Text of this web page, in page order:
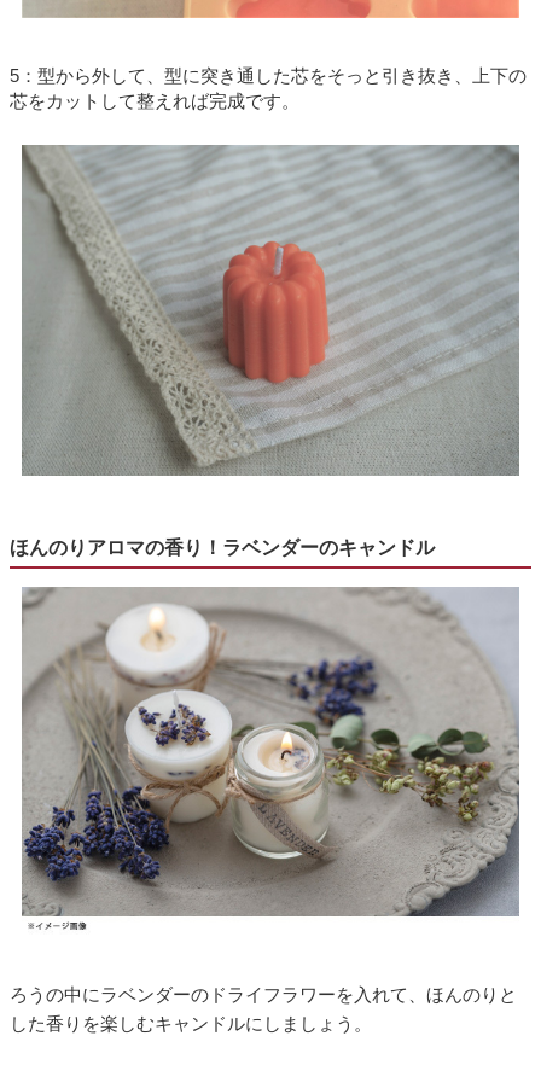
5 ：型から外して、型に突き通した芯をそっと引き抜き、上下の
芯をカットして整えれば完成です。
ほんのりアロマの香り！ラベンダーのキャンドル
ろうの中にラベンダーのドライフラワーを入れて、ほんのりと
した香りを楽しむキャンドルにしましょう。